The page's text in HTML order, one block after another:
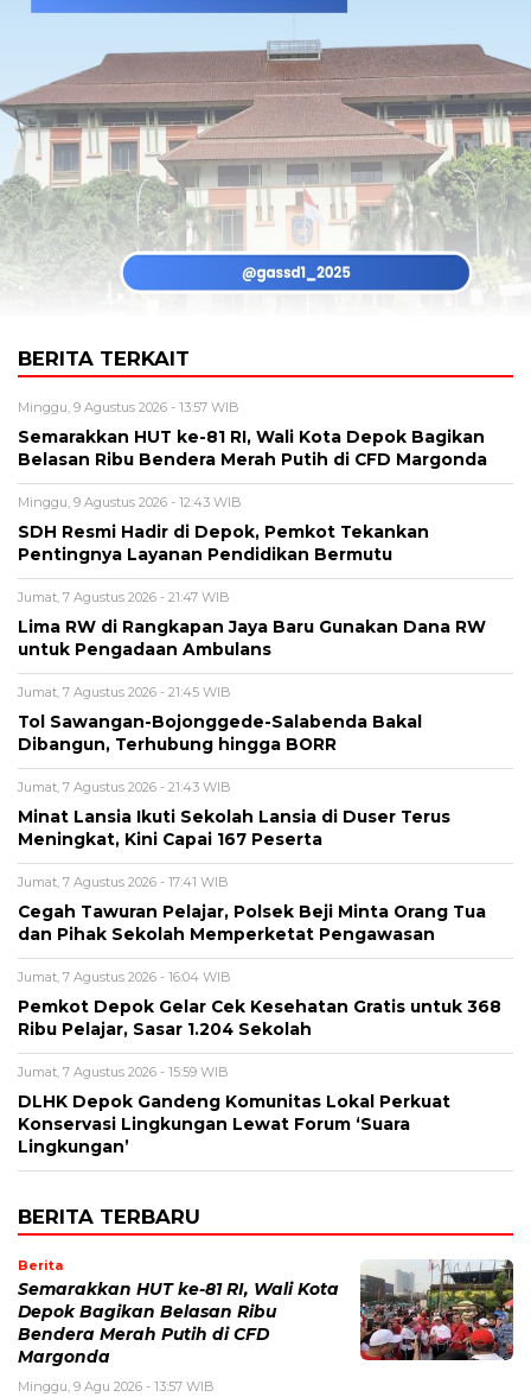
BERITA TERKAIT
Minggu, 9 Agustus 2026 - 13:57 WIB
Semarakkan HUT ke-81 RI, Wali Kota Depok Bagikan
Belasan Ribu Bendera Merah Putih di CFD Margonda
Minggu, 9 Agustus 2026 - 12:43 WIB
SDH Resmi Hadir di Depok, Pemkot Tekankan
Pentingnya Layanan Pendidikan Bermutu
Jumat, 7 Agustus 2026 - 21:47 WIB
Lima RW di Rangkapan Jaya Baru Gunakan Dana RW
untuk Pengadaan Ambulans
Jumat, 7 Agustus 2026 - 21:45 WIB
Tol Sawangan-Bojonggede-Salabenda Bakal
Dibangun, Terhubung hingga BORR
Jumat, 7 Agustus 2026 - 21:43 WIB
Minat Lansia Ikuti Sekolah Lansia di Duser Terus
Meningkat, Kini Capai 167 Peserta
Jumat, 7 Agustus 2026 - 17:41 WIB
Cegah Tawuran Pelajar, Polsek Beji Minta Orang Tua
dan Pihak Sekolah Memperketat Pengawasan
Jumat, 7 Agustus 2026 - 16:04 WIB
Pemkot Depok Gelar Cek Kesehatan Gratis untuk 368
Ribu Pelajar, Sasar 1.204 Sekolah
Jumat, 7 Agustus 2026 - 15:59 WIB
DLHK Depok Gandeng Komunitas Lokal Perkuat
Konservasi Lingkungan Lewat Forum ‘Suara
Lingkungan’
BERITA TERBARU
Berita
Semarakkan HUT ke-81 RI, Wali Kota
Depok Bagikan Belasan Ribu
Bendera Merah Putih di CFD
Margonda
Minggu, 9 Agu 2026 - 13:57 WIB